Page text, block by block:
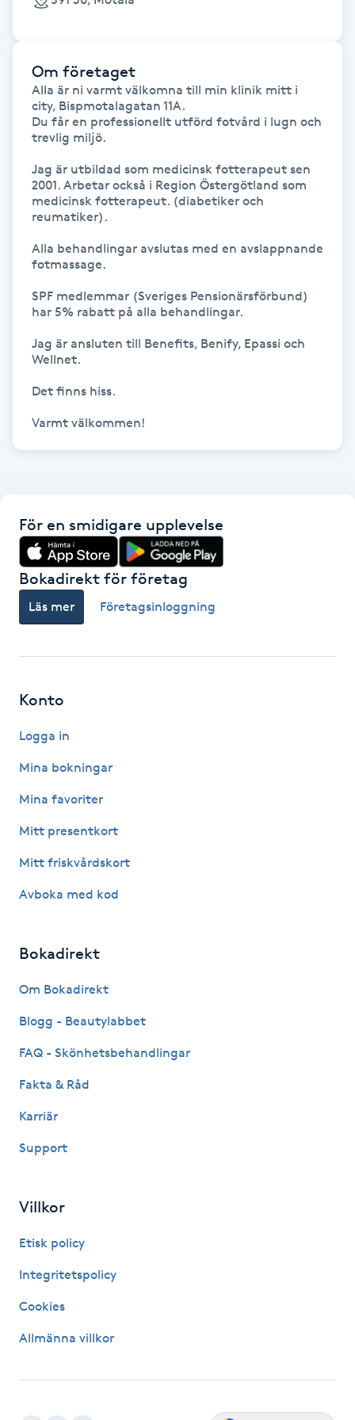
Frekvensterapi
Friskvårdsmassage
Gellack
Gellack med förstärkning
Gravidmassage
Gravidyoga
Gruppträning
Gua Sha-massage
H
Hatha Yoga
Healing
HIFU
Hollywood Peel
Hot yoga
Huduppstramning
Hudvård
Hyperhidros
Hypnos
Om företaget
Alla är ni varmt välkomna till min klinik mitt i
city, Bispmotalagatan 11A.
Du får en professionellt utförd fotvård i lugn och
trevlig miljö.
Jag är utbildad som medicinsk fotterapeut sen
2001. Arbetar också i Region Östergötland som
medicinsk fotterapeut. (diabetiker och
reumatiker).
Alla behandlingar avslutas med en avslappnande
fotmassage.
SPF medlemmar (Sveriges Pensionärsförbund)
har 5% rabatt på alla behandlingar.
Jag är ansluten till Benefits, Benify, Epassi och
Wellnet.
Det finns hiss.
Varmt välkommen!
För en smidigare upplevelse
Bokadirekt för företag
Läs mer Företagsinloggning
Konto
Logga in
Mina bokningar
Mina favoriter
Mitt presentkort
Mitt friskvårdskort
Avboka med kod
Bokadirekt
Om Bokadirekt
Blogg - Beautylabbet
FAQ - Skönhetsbehandlingar
Fakta & Råd
Karriär
Support
Villkor
Etisk policy
Integritetspolicy
Cookies
Allmänna villkor